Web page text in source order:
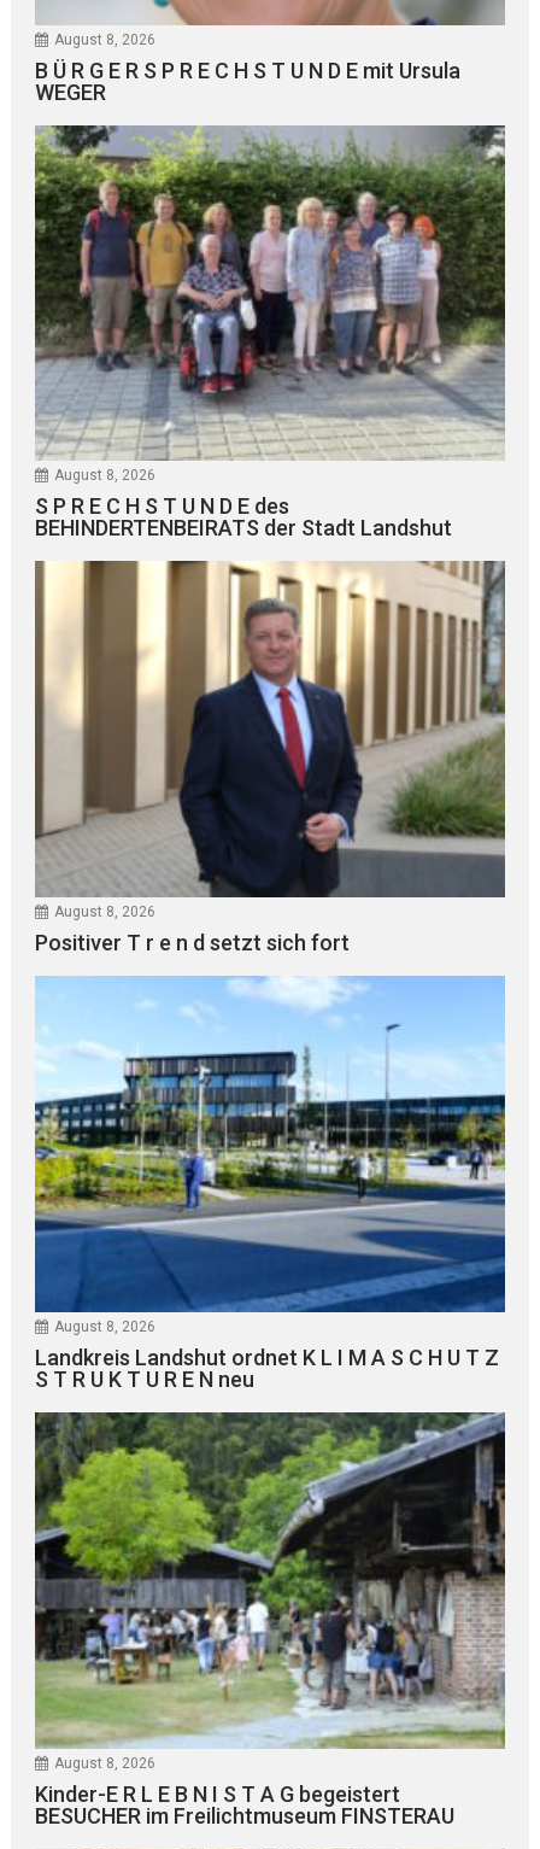
August 8, 2026
B Ü R G E R S P R E C H S T U N D E mit Ursula
WEGER
August 8, 2026
S P R E C H S T U N D E des
BEHINDERTENBEIRATS der Stadt Landshut
August 8, 2026
Positiver T r e n d setzt sich fort
August 8, 2026
Landkreis Landshut ordnet K L I M A S C H U T Z
S T R U K T U R E N neu
August 8, 2026
Kinder-E R L E B N I S T A G begeistert
BESUCHER im Freilichtmuseum FINSTERAU